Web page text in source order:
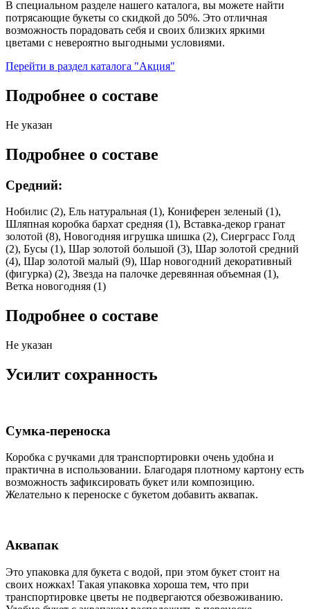
В специальном разделе нашего каталога, вы можете найти
потрясающие букеты со скидкой до 50%. Это отличная
возможность порадовать себя и своих близких яркими
цветами с невероятно выгодными условиями.
Перейти в раздел каталога "Акция"
Подробнее о составе
Не указан
Подробнее о составе
Средний:
Нобилис (2), Ель натуральная (1), Кониферен зеленый (1),
Шляпная коробка бархат средняя (1), Вставка-декор гранат
золотой (8), Новогодняя игрушка шишка (2), Сиерграсс Голд
(2), Бусы (1), Шар золотой большой (3), Шар золотой средний
(4), Шар золотой малый (9), Шар новогодний декоративный
(фигурка) (2), Звезда на палочке деревянная объемная (1),
Ветка новогодняя (1)
Подробнее о составе
Не указан
Усилит сохранность
Сумка-переноска
Коробка c ручками для транспортировки очень удобна и
практична в использовании. Благодаря плотному картону есть
возможность зафиксировать букет или композицию.
Желательно к переноске с букетом добавить аквапак.
Аквапак
Это упаковка для букета с водой, при этом букет стоит на
своих ножках! Такая упаковка хороша тем, что при
транспортировке цветы не подвергаются обезвоживанию.